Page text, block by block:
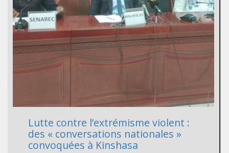
Lutte contre l’extrémisme violent :
des « conversations nationales »
convoquées à Kinshasa